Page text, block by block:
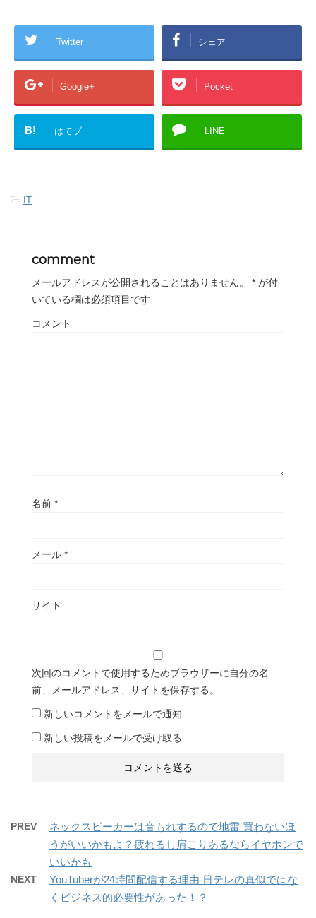
Twitter シェア
Google+ Pocket
B! はてブ LINE
-IT
comment
メールアドレスが公開されることはありません。 * が付
いている欄は必須項目です
コメント
名前 *
メール *
サイト
次回のコメントで使用するためブラウザーに自分の名
前、メールアドレス、サイトを保存する。
新しいコメントをメールで通知
新しい投稿をメールで受け取る
PREV
ネックスピーカーは音もれするので地雷 買わないほ
うがいいかもよ？疲れるし肩こりあるならイヤホンで
いいかも
NEXT
YouTuberが24時間配信する理由 日テレの真似ではな
くビジネス的必要性があった！？